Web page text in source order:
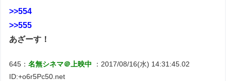
>>554
>>555
あざーす！
645：名無シネマ＠上映中
：2017/08/16(水) 14:31:45.02
ID:+o6r5Pc50.net